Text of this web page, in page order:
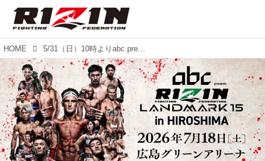
HOME 5/31（日）10時よりabc presents RIZIN LANDMARK 15 in HIROSHIMAのチケット一般発売がスタート！